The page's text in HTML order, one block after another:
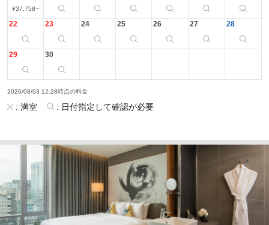
¥37,758~
22 23 24 25 26 27 28
29 30
2026/08/03 12:28時点の料金
: 満室 : 日付指定して確認が必要